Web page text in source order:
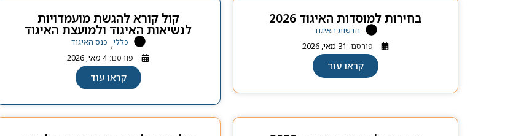
בחירות למוסדות האיגוד 2026
חדשות האיגוד
פורסם: 31 מאי, 2026
קראו עוד
קול קורא להגשת מועמדויות
לנשיאות האיגוד ולמועצת האיגוד
כללי, כנס האיגוד
פורסם: 4 מאי, 2026
קראו עוד